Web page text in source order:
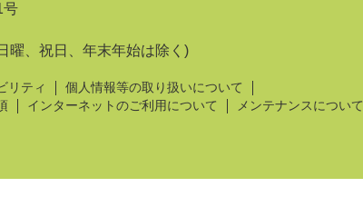
号
曜、祝日、年末年始は除く)
リティ
個人情報等の取り扱いについて
インターネットのご利用について
メンテナンスについて